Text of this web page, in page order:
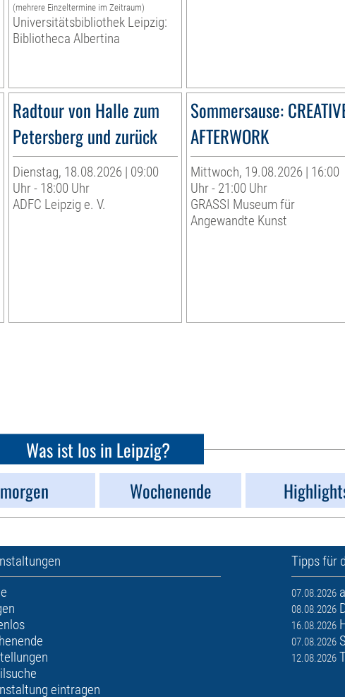
(mehrere Einzeltermine im Zeitraum)
Universitätsbibliothek Leipzig:
Bibliotheca Albertina
Radtour von Halle zum
Petersberg und zurück
Dienstag, 18.08.2026 | 09:00
Uhr - 18:00 Uhr
ADFC Leipzig e. V.
Sommersause:
AFTERWORK
Mittwoch, 19.08.2026 | 16:00
Uhr - 21:00 Uhr
GRASSI Museum für
Angewandte Kunst
Was ist los in Leipzig?
morgen Wochenende
eintragen
Tipps für
07.08.2026
08.08.2026
16.08.2026
07.08.2026
12.08.2026